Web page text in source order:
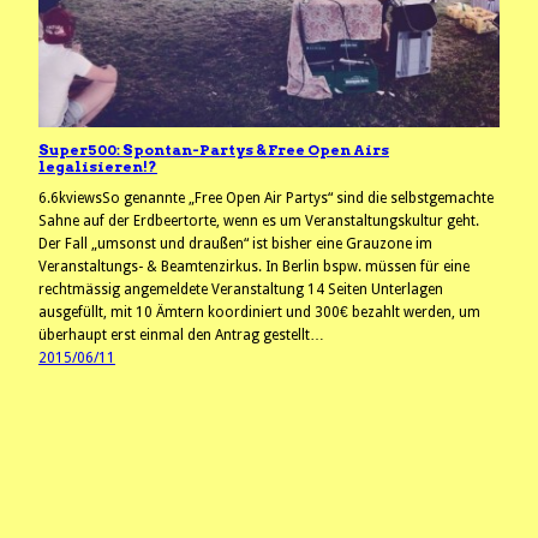
Super500: Spontan-Partys & Free Open Airs
legalisieren!?
6.6kviewsSo genannte „Free Open Air Partys“ sind die selbstgemachte
Sahne auf der Erdbeertorte, wenn es um Veranstaltungskultur geht.
Der Fall „umsonst und draußen“ ist bisher eine Grauzone im
Veranstaltungs- & Beamtenzirkus. In Berlin bspw. müssen für eine
rechtmässig angemeldete Veranstaltung 14 Seiten Unterlagen
ausgefüllt, mit 10 Ämtern koordiniert und 300€ bezahlt werden, um
überhaupt erst einmal den Antrag gestellt…
2015/06/11